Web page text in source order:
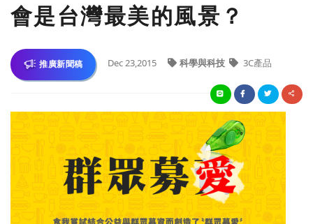
會是台灣最美的風景？
推廣新聞稿 Dec 23,2015 科學與科技 3C產品